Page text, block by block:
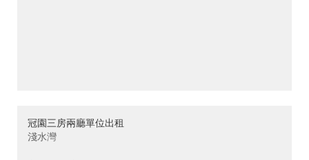
冠園三房兩廳單位出租
淺水灣